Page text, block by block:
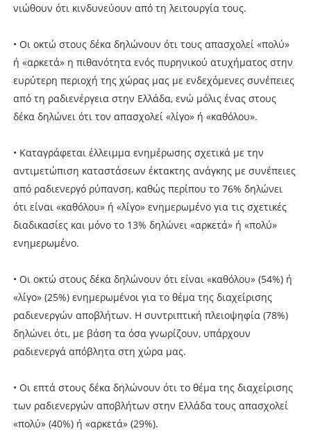
νιώθουν ότι κινδυνεύουν από τη λειτουργία τους.
• Οι οκτώ στους δέκα δηλώνουν ότι τους απασχολεί «πολύ»
ή «αρκετά» η πιθανότητα ενός πυρηνικού ατυχήματος στην
ευρύτερη περιοχή της χώρας μας με ενδεχόμενες συνέπειες
από τη ραδιενέργεια στην Ελλάδα, ενώ μόλις ένας στους
δέκα δηλώνει ότι τον απασχολεί «λίγο» ή «καθόλου».
• Καταγράφεται έλλειμμα ενημέρωσης σχετικά με την
αντιμετώπιση καταστάσεων έκτακτης ανάγκης με συνέπειες
από ραδιενεργό ρύπανση, καθώς περίπου το 76% δηλώνει
ότι είναι «καθόλου» ή «λίγο» ενημερωμένο για τις σχετικές
διαδικασίες και μόνο το 13% δηλώνει «αρκετά» ή «πολύ»
ενημερωμένο.
• Οι οκτώ στους δέκα δηλώνουν ότι είναι «καθόλου» (54%) ή
«λίγο» (25%) ενημερωμένοι για το θέμα της διαχείρισης
ραδιενεργών αποβλήτων. Η συντριπτική πλειοψηφία (78%)
δηλώνει ότι, με βάση τα όσα γνωρίζουν, υπάρχουν
ραδιενεργά απόβλητα στη χώρα μας.
• Οι επτά στους δέκα δηλώνουν ότι το θέμα της διαχείρισης
των ραδιενεργών αποβλήτων στην Ελλάδα τους απασχολεί
«πολύ» (40%) ή «αρκετά» (29%).